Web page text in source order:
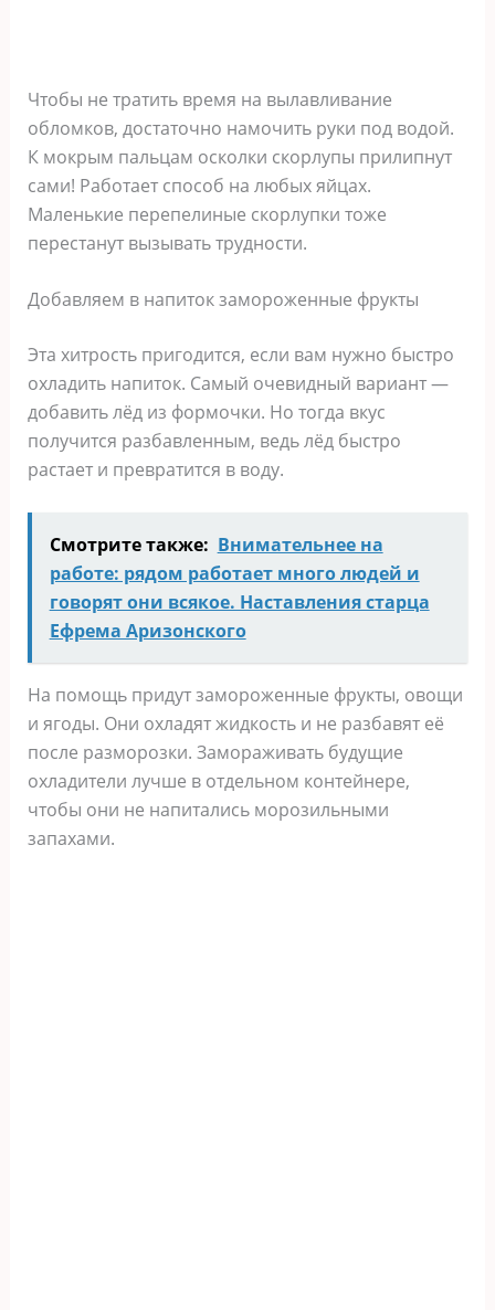
Чтобы не тратить время на вылавливание
обломков, достаточно намочить руки под водой.
К мокрым пальцам осколки скорлупы прилипнут
сами! Работает способ на любых яйцах.
Маленькие перепелиные скорлупки тоже
перестанут вызывать трудности.
Добавляем в напиток замороженные фрукты
Эта хитрость пригодится, если вам нужно быстро
охладить напиток. Самый очевидный вариант —
добавить лёд из формочки. Но тогда вкус
получится разбавленным, ведь лёд быстро
растает и превратится в воду.
Смотрите также: Внимательнее на
работе: рядом работает много людей и
говорят они всякое. Наставления старца
Ефрема Аризонского
На помощь придут замороженные фрукты, овощи
и ягоды. Они охладят жидкость и не разбавят её
после разморозки. Замораживать будущие
охладители лучше в отдельном контейнере,
чтобы они не напитались морозильными
запахами.